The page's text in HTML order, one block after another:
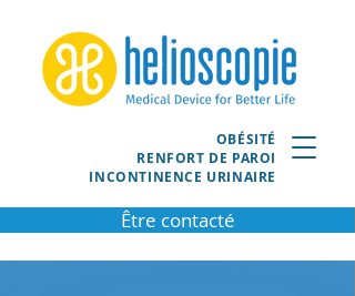
OBÉSITÉ
RENFORT DE PAROI
INCONTINENCE URINAIRE
Être contacté